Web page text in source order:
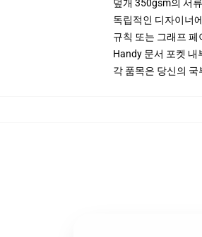
덮개 350gsm의 서
독립적인 디자이너
규칙 또는 그래프 페
Handy 문서 포켓 내
각 품목은 당신의